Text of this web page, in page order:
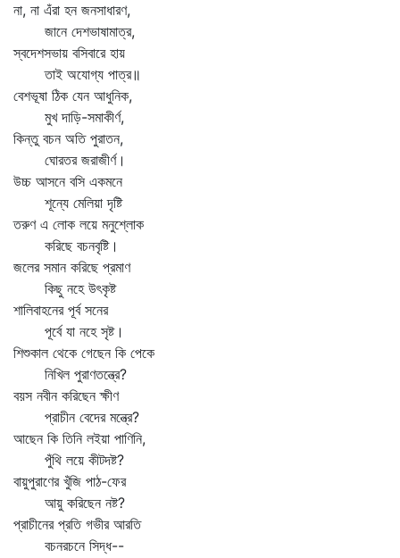
না, না এঁরা হন জনসাধারণ,
জানে দেশভাষামাত্র,
স্বদেশসভায় বসিবারে হায়
তাই অযোগ্য পাত্র॥
বেশভূষা ঠিক যেন আধুনিক,
মুখ দাড়ি-সমাকীর্ণ,
কিন্তু বচন অতি পুরাতন,
ঘোরতর জরাজীর্ণ।
উচ্চ আসনে বসি একমনে
শূন্যে মেলিয়া দৃষ্টি
তরুণ এ লোক লয়ে মনুশ্লোক
করিছে বচনবৃষ্টি।
জলের সমান করিছে প্রমাণ
কিছু নহে উৎকৃষ্ট
শালিবাহনের পূর্ব সনের
পূর্বে যা নহে সৃষ্ট।
শিশুকাল থেকে গেছেন কি পেকে
নিখিল পুরাণতন্ত্রে?
বয়স নবীন করিছেন ক্ষীণ
প্রাচীন বেদের মন্ত্রে?
আছেন কি তিনি লইয়া পাণিনি,
পুঁথি লয়ে কীটদষ্ট?
বায়ুপুরাণের খুঁজি পাঠ-ফের
আয়ু করিছেন নষ্ট?
প্রাচীনের প্রতি গভীর আরতি
বচনরচনে সিদ্ধ--